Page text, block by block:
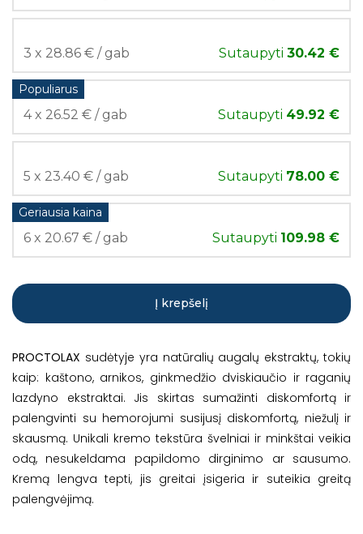
3 x 28.86 € / gab Sutaupyti 30.42 €
Populiarus
4 x 26.52 € / gab Sutaupyti 49.92 €
5 x 23.40 € / gab Sutaupyti 78.00 €
Geriausia kaina
6 x 20.67 € / gab Sutaupyti 109.98 €
Į krepšelį
PROCTOLAX sudėtyje yra natūralių augalų ekstraktų, tokių
kaip: kaštono, arnikos, ginkmedžio dviskiaučio ir raganių
lazdyno ekstraktai. Jis skirtas sumažinti diskomfortą ir
palengvinti su hemorojumi susijusį diskomfortą, niežulį ir
skausmą. Unikali kremo tekstūra švelniai ir minkštai veikia
odą, nesukeldama papildomo dirginimo ar sausumo.
Kremą lengva tepti, jis greitai įsigeria ir suteikia greitą
palengvėjimą.